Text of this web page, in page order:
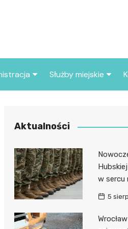
miasta
Służby miejskie
Policja
Aktualności
w sercu
5